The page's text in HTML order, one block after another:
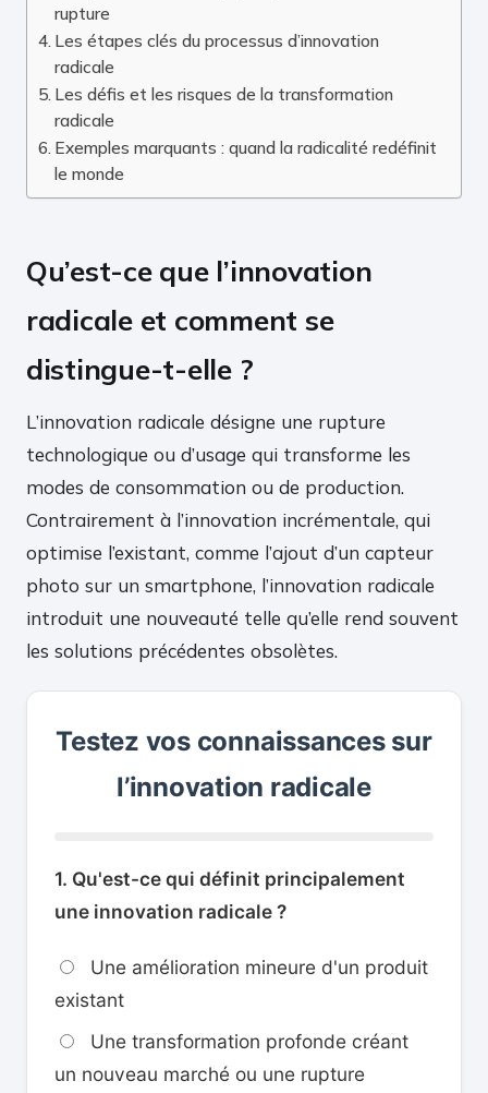
rupture
Les étapes clés du processus d’innovation
radicale
Les défis et les risques de la transformation
radicale
Exemples marquants : quand la radicalité redéfinit
le monde
Qu’est-ce que l’innovation
radicale et comment se
distingue-t-elle ?
L’innovation radicale désigne une rupture
technologique ou d’usage qui transforme les
modes de consommation ou de production.
Contrairement à l’innovation incrémentale, qui
optimise l’existant, comme l’ajout d’un capteur
photo sur un smartphone, l’innovation radicale
introduit une nouveauté telle qu’elle rend souvent
les solutions précédentes obsolètes.
Testez vos connaissances sur
l’innovation radicale
1. Qu'est-ce qui définit principalement
une innovation radicale ?
Une amélioration mineure d'un produit
existant
Une transformation profonde créant
un nouveau marché ou une rupture